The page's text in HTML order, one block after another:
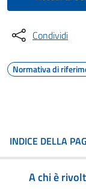
Condividi
Normativa di
INDICE DELLA
A chi è